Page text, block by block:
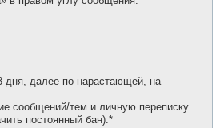
дня, далее по нарастающей, на
сообщений/тем и личную переписку.
постоянный бан).*